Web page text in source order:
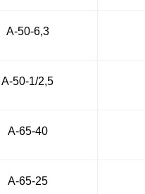
А-50-6,3
А-50-1/2,5
А-65-40
А-65-25